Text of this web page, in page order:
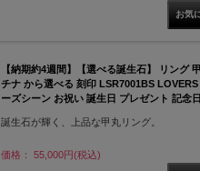
【納期約4週間】【選べる誕生石】 リング
チナ から選べる 刻印 LSR7001BS
ーズシーン お祝い 誕生日 プレゼント 記念日
誕生石が輝く、上品な甲丸リング。
価格： 55,000円(税込)